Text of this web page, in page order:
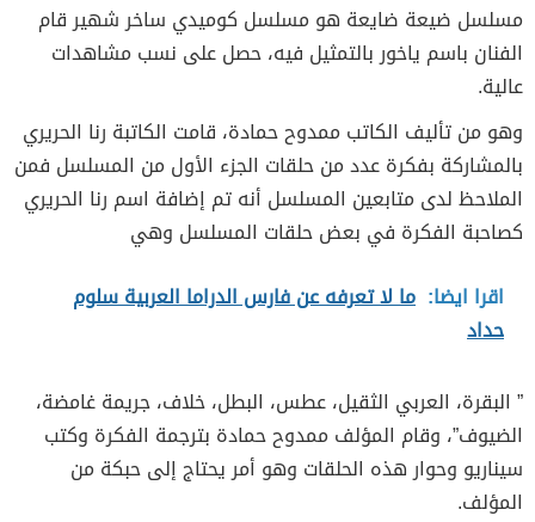
مسلسل ضيعة ضايعة هو مسلسل كوميدي ساخر شهير قام
الفنان باسم ياخور بالتمثيل فيه، حصل على نسب مشاهدات
عالية.
وهو من تأليف الكاتب ممدوح حمادة، قامت الكاتبة رنا الحريري
بالمشاركة بفكرة عدد من حلقات الجزء الأول من المسلسل فمن
الملاحظ لدى متابعين المسلسل أنه تم إضافة اسم رنا الحريري
كصاحبة الفكرة في بعض حلقات المسلسل وهي
اقرا ايضا: ما لا تعرفه عن فارس الدراما العربية سلوم
حداد
” البقرة، العربي الثقيل، عطس، البطل، خلاف، جريمة غامضة،
الضيوف”، وقام المؤلف ممدوح حمادة بترجمة الفكرة وكتب
سيناريو وحوار هذه الحلقات وهو أمر يحتاج إلى حبكة من
المؤلف.